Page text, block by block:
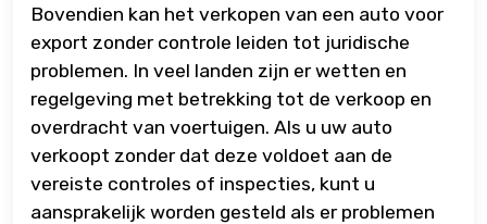
Bovendien kan het verkopen van een auto voor
export zonder controle leiden tot juridische
problemen. In veel landen zijn er wetten en
regelgeving met betrekking tot de verkoop en
overdracht van voertuigen. Als u uw auto
verkoopt zonder dat deze voldoet aan de
vereiste controles of inspecties, kunt u
aansprakelijk worden gesteld als er problemen